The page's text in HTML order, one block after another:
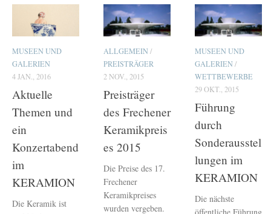
MUSEEN UND
GALERIEN
4 JAN., 2016
Aktuelle
Themen und
ein
Konzertabend
im
KERAMION
Die Keramik ist
ALLGEMEIN/
PREISTRÄGER
2 NOV., 2015
Preisträger
des Frechener
Keramikpreis
es 2015
Die Preise des 17.
Frechener
Keramikpreises
wurden vergeben.
MUSEEN UND
GALERIEN/
WETTBEWERBE
29 OKT., 2015
Führung
durch
Sonderausstel
lungen im
KERAMION
Die nächste
öffentliche Führung